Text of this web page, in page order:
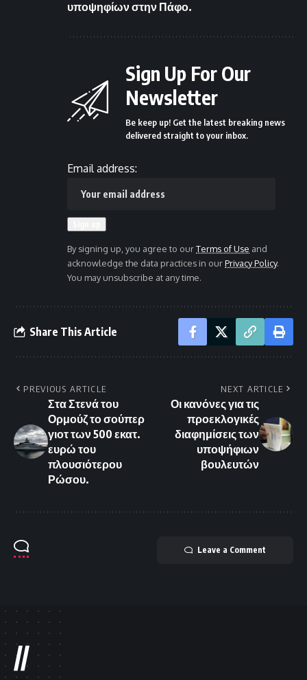
υποψηφίων στην Πάφο.
Sign Up For Our
Newsletter
Be keep up! Get the latest breaking news
delivered straight to your inbox.
Email address:
By signing up, you agree to ourTerms of Use and
acknowledge the data practices in ourPrivacy Policy.
You may unsubscribe at any time.
Share This Article
PREVIOUS ARTICLE
Στα Στενά του
Ορμούζ το σούπερ
γιοτ των 500 εκατ.
ευρώ του
πλουσιότερου
Ρώσου.
NEXT ARTICLE
Οι κανόνες για τις
προεκλογικές
διαφημίσεις των
υποψήφιων
βουλευτών
Leave a Comment
//